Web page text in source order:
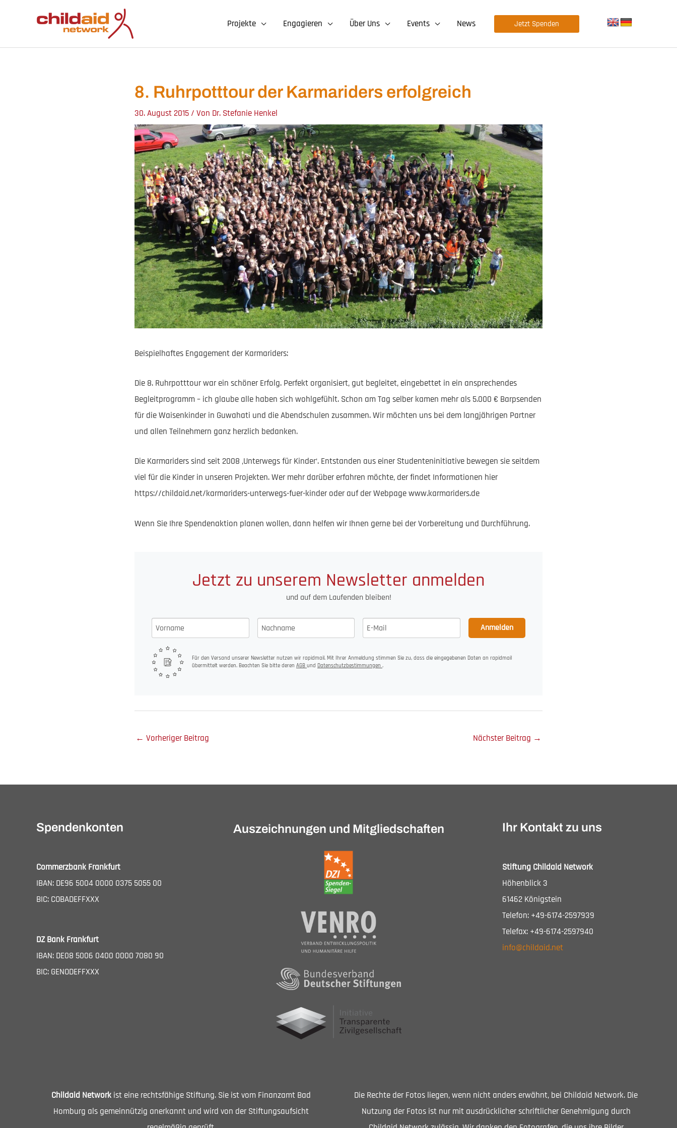
Projekte Engagieren Über Uns Events News Jetzt Spenden
8. Ruhrpotttour der Karmariders erfolgreich
30. August 2015 / Von Dr. Stefanie Henkel
Beispielhaftes Engagement der Karmariders:
Die 8. Ruhrpotttour war ein schöner Erfolg. Perfekt organisiert, gut begleitet, eingebettet in ein ansprechendes
Begleitprogramm – ich glaube alle haben sich wohlgefühlt. Schon am Tag selber kamen mehr als 5.000 € Barpsenden
für die Waisenkinder in Guwahati und die Abendschulen zusammen. Wir möchten uns bei dem langjährigen Partner
und allen Teilnehmern ganz herzlich bedanken.
Die Karmariders sind seit 2008 ‚Unterwegs für Kinder‘. Entstanden aus einer Studenteninitiative bewegen sie seitdem
viel für die Kinder in unseren Projekten. Wer mehr darüber erfahren möchte, der findet Informationen hier
https://childaid.net/karmariders-unterwegs-fuer-kinder oder auf der Webpage www.karmariders.de
Wenn Sie Ihre Spendenaktion planen wollen, dann helfen wir Ihnen gerne bei der Vorbereitung und Durchführung.
Jetzt zu unserem Newsletter anmelden
und auf dem Laufenden bleiben!
Anmelden
Für den Versand unserer Newsletter nutzen wir rapidmail. Mit Ihrer Anmeldung stimmen Sie zu, dass die eingegebenen Daten an rapidmail
übermittelt werden. Beachten Sie bitte deren AGB und Datenschutzbestimmungen .
← Vorheriger Beitrag Nächster Beitrag →
Spendenkonten
Commerzbank Frankfurt
IBAN: DE96 5004 0000 0375 5055 00
BIC: COBADEFFXXX
DZ Bank Frankfurt
IBAN: DE08 5006 0400 0000 7080 90
BIC: GENODEFFXXX
Auszeichnungen und Mitgliedschaften Ihr Kontakt zu uns
Stiftung Childaid Network
Höhenblick 3
61462 Königstein
Telefon: +49-6174-2597939
Telefax: +49-6174-2597940
info@childaid.net
Childaid Network ist eine rechtsfähige Stiftung. Sie ist vom Finanzamt Bad
Homburg als gemeinnützig anerkannt und wird von der Stiftungsaufsicht
Die Rechte der Fotos liegen, wenn nicht anders erwähnt, bei Childaid Network. Die
Nutzung der Fotos ist nur mit ausdrücklicher schriftlicher Genehmigung durch